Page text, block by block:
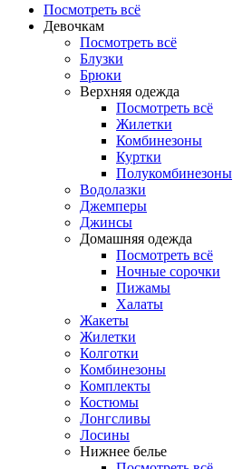
Посмотреть всё
Девочкам
Посмотреть всё
Блузки
Брюки
Верхняя одежда
Посмотреть всё
Жилетки
Комбинезоны
Куртки
Полукомбинезоны
Водолазки
Джемперы
Джинсы
Домашняя одежда
Посмотреть всё
Ночные сорочки
Пижамы
Халаты
Жакеты
Жилетки
Колготки
Комбинезоны
Комплекты
Костюмы
Лонгсливы
Лосины
Нижнее белье